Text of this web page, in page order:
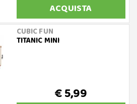
ACQUISTA
CUBIC FUN
TITANIC MINI
€ 5,99